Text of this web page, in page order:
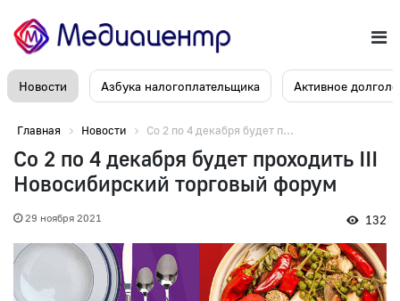
Новости Азбука налогоплательщика Активное
Главная Новости Со 2 по 4 декабря будет п...
Со 2 по 4 декабря будет проходить III
Новосибирский торговый форум
29 ноября 2021 132